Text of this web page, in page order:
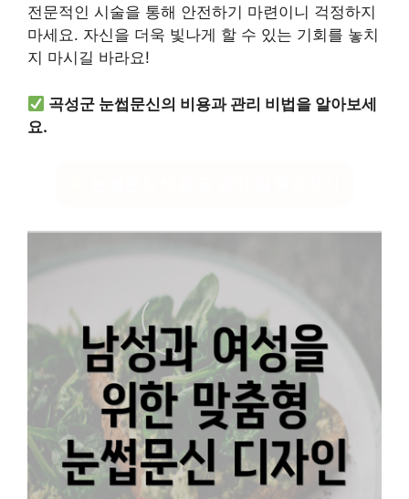
전문적인 시술을 통해 안전하기 마련이니 걱정하지
마세요. 자신을 더욱 빛나게 할 수 있는 기회를 놓치
지 마시길 바라요!
곡성군 눈썹문신의 비용과 관리 비법을 알아보세
요.